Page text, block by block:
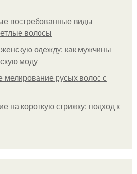
востребованные виды
волосы
одежду: как мужчины
моду
мелирование русых волос с
на короткую стрижку: подход к